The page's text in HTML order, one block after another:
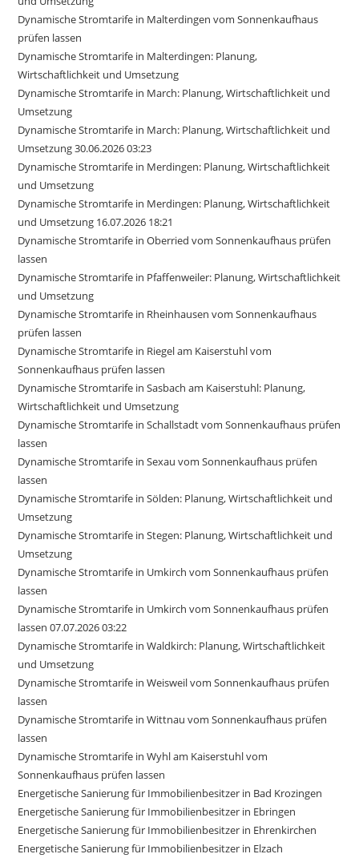
Dynamische Stromtarife in Malterdingen vom Sonnenkaufhaus
prüfen lassen
Dynamische Stromtarife in Malterdingen: Planung,
Wirtschaftlichkeit und Umsetzung
Dynamische Stromtarife in March: Planung, Wirtschaftlichkeit und
Umsetzung
Dynamische Stromtarife in March: Planung, Wirtschaftlichkeit und
Umsetzung 30.06.2026 03:23
Dynamische Stromtarife in Merdingen: Planung, Wirtschaftlichkeit
und Umsetzung
Dynamische Stromtarife in Merdingen: Planung, Wirtschaftlichkeit
und Umsetzung 16.07.2026 18:21
Dynamische Stromtarife in Oberried vom Sonnenkaufhaus prüfen
lassen
Dynamische Stromtarife in Pfaffenweiler: Planung, Wirtschaftlichkeit
und Umsetzung
Dynamische Stromtarife in Rheinhausen vom Sonnenkaufhaus
prüfen lassen
Dynamische Stromtarife in Riegel am Kaiserstuhl vom
Sonnenkaufhaus prüfen lassen
Dynamische Stromtarife in Sasbach am Kaiserstuhl: Planung,
Wirtschaftlichkeit und Umsetzung
Dynamische Stromtarife in Schallstadt vom Sonnenkaufhaus prüfen
lassen
Dynamische Stromtarife in Sexau vom Sonnenkaufhaus prüfen
lassen
Dynamische Stromtarife in Sölden: Planung, Wirtschaftlichkeit und
Umsetzung
Dynamische Stromtarife in Stegen: Planung, Wirtschaftlichkeit und
Umsetzung
Dynamische Stromtarife in Umkirch vom Sonnenkaufhaus prüfen
lassen
Dynamische Stromtarife in Umkirch vom Sonnenkaufhaus prüfen
lassen 07.07.2026 03:22
Dynamische Stromtarife in Waldkirch: Planung, Wirtschaftlichkeit
und Umsetzung
Dynamische Stromtarife in Weisweil vom Sonnenkaufhaus prüfen
lassen
Dynamische Stromtarife in Wittnau vom Sonnenkaufhaus prüfen
lassen
Dynamische Stromtarife in Wyhl am Kaiserstuhl vom
Sonnenkaufhaus prüfen lassen
Energetische Sanierung für Immobilienbesitzer in Bad Krozingen
Energetische Sanierung für Immobilienbesitzer in Ebringen
Energetische Sanierung für Immobilienbesitzer in Ehrenkirchen
Energetische Sanierung für Immobilienbesitzer in Elzach